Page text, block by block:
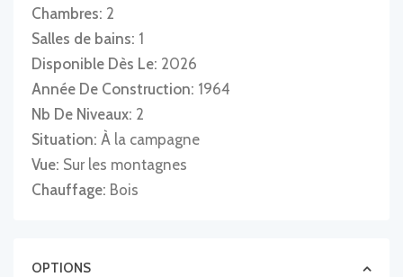
Chambres: 2
Salles de bains: 1
Disponible Dès Le: 2026
Année De Construction: 1964
Nb De Niveaux: 2
Situation: À la campagne
Vue: Sur les montagnes
Chauffage: Bois
OPTIONS